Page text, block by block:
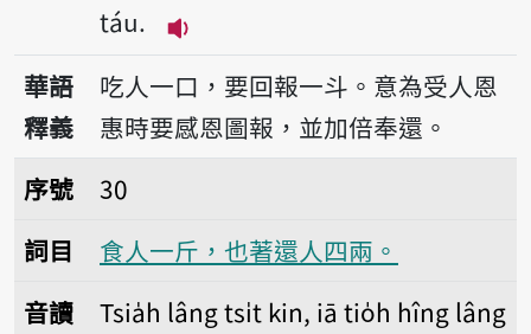
táu.
播放音讀Tsia̍h lâng tsi̍t kháu,
華語
釋義
吃人一口，要回報一斗。意為受人恩
惠時要感恩圖報，並加倍奉還。
序號30食人一斤，也著還人四兩。
序號
30
詞目
食人一斤，也著還人四兩。
音讀
Tsia̍h lâng tsi̍t kin, iā tio̍h hîng lâng